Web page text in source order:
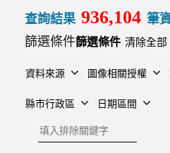
查詢結果 936,104 筆
篩選條件
清除全部
資料來源 圖像相關授權
縣市行政區 日期區間
排除關鍵字